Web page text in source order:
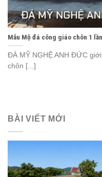
Mẫu Mộ đá công giáo chôn 1
ĐÁ MỸ NGHỆ ANH ĐỨC
chôn [...]
BÀI VIẾT MỚI